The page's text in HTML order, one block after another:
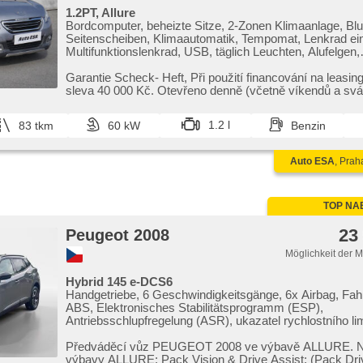
1.2PT, Allure
Bordcomputer, beheizte Sitze, 2-Zonen Klimaanlage,
Seitenscheiben, Klimaautomatik, Tempomat, Lenkrad
Multifunktionslenkrad, USB, täglich Leuchten, Alufelgen,
Funkfernbedienung, Elektronisches
Scheibenwischersensor, Nebelscheinwerfer, El.
isofix, 6x Airbag
Garantie Scheck​- Heft,​ Při použití financování na
sleva 40 000 Kč. Otevřeno denně (včetně víkendů a
83 tkm 60 kW 1.2 l Benzin
Auto ESA,
TOP
Peugeot 2008 23
Möglichkeit der
Hybrid 145 e-DCS6
Handgetriebe, 6 Geschwindigkeitsgänge, 6x Airbag,
ABS, Elektronisches Stabilitätsprogramm (ESP),
Antriebsschlupfregelung (ASR), ukazatel rychlostního
Tempomat, LED denní svícení, Alufelgen, erfüllt 'EURO
Bordcomputer, parkovací senzory přední, parkovací
Předváděcí vůz PEUGEOT 2008 ve výbavě ALLURE.
výbavy ALLURE: Pack Vision & Drive Assist: (Pack